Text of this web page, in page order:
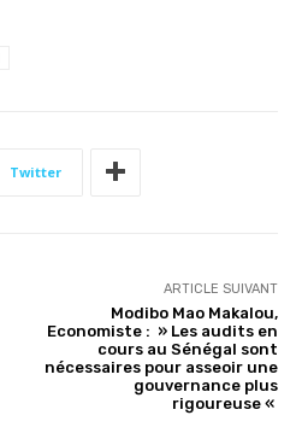
Twitter
ARTICLE SUIVANT
Modibo Mao Makalou,
Economiste : » Les audits en
cours au Sénégal sont
nécessaires pour asseoir une
gouvernance plus
rigoureuse «